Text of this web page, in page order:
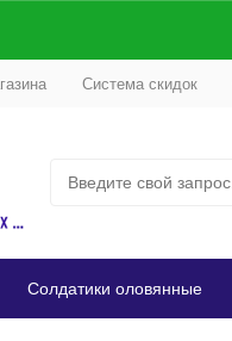
Система скидок
Солдатики оловянные